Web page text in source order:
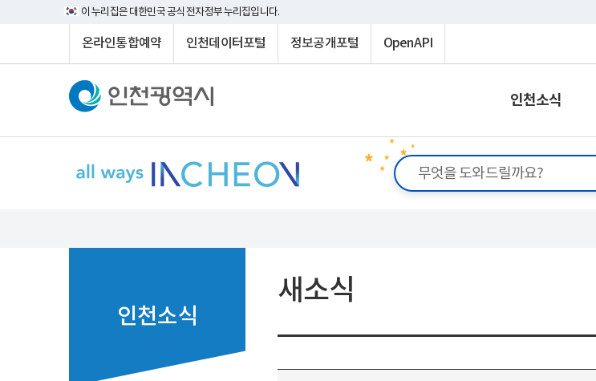
이 누리집은 대한민국 공식 전자정부 누리집입니다.
온라인통합예약 인천데이터포털 정보공개포털 OpenAPI
인천소식
인천소식
새소식